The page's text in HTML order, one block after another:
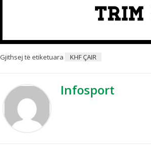
Gjithsej të etiketuara KHF ÇAIR
Infosport